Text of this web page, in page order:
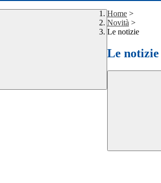
Home >
Novità >
Le notizie
Le notizie